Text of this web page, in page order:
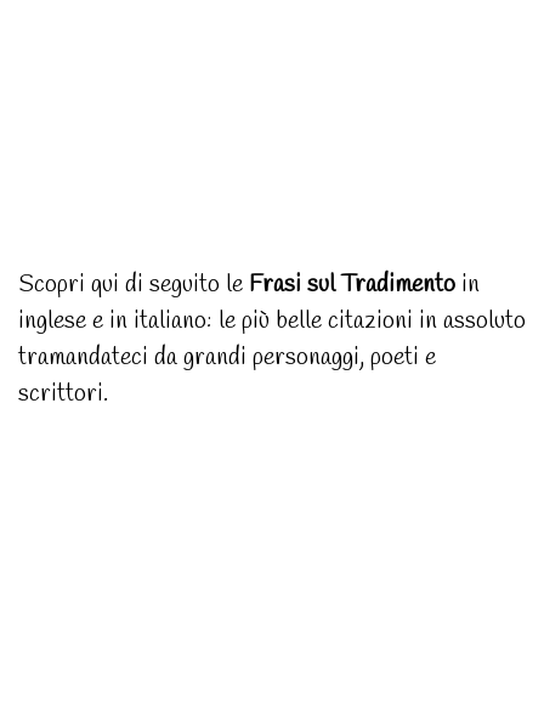
Scopri qui di seguito le Frasi sul Tradimento in
inglese e in italiano: le più belle citazioni in assoluto
tramandateci da grandi personaggi, poeti e
scrittori.